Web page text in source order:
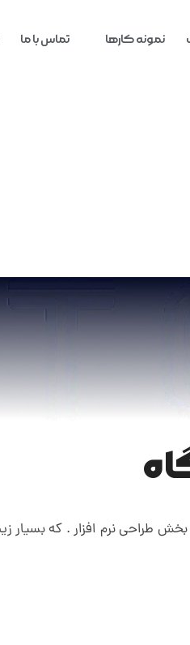
نمونه کارها تماس با ما
نرم افزار . که بسیار